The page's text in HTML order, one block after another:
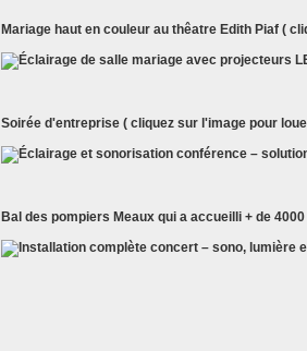
Mariage haut en couleur au thêatre Edith Piaf (
Soirée d'entreprise ( cliquez sur l'image pour
Bal des pompiers Meaux qui a accueilli + de